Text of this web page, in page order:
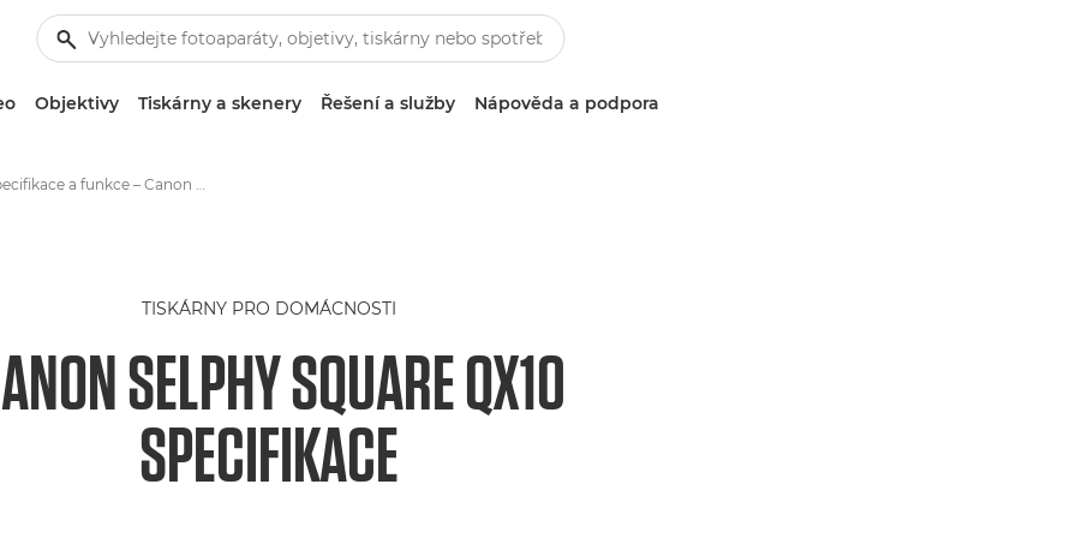
Objektivy Tiskárny a skenery Řešení a služby Nápověda a podpora
Specifikace a funkce – Canon SELPHY SQUARE QX10
TISKÁRNY PRO DOMÁCNOSTI
SELPHY SQUARE QX10
SPECIFIKACE